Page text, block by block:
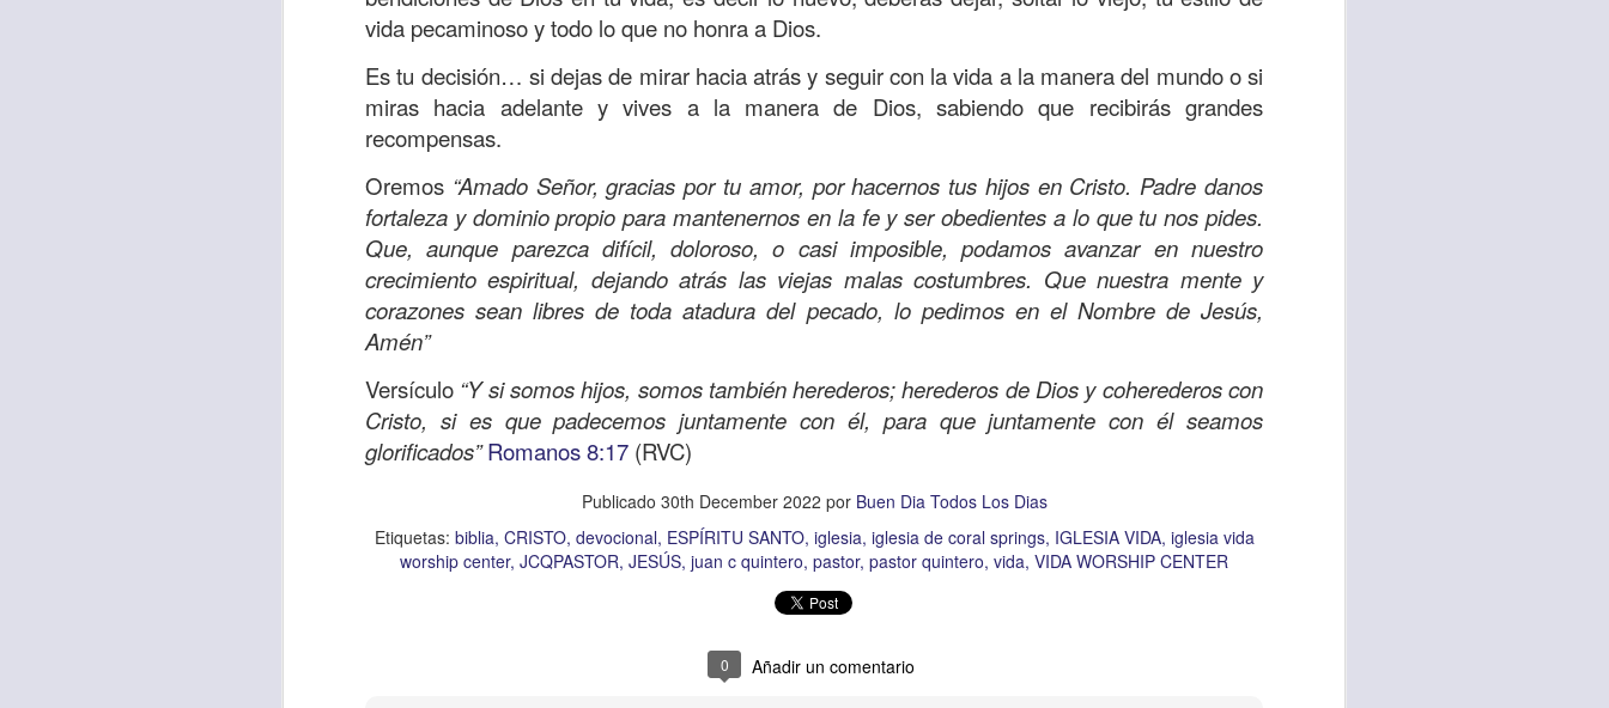
vida pecaminoso y todo lo que no honra a Dios.
Es tu decisión… si dejas de mirar hacia atrás y seguir con la vida a la manera del mundo o si
miras hacia adelante y vives a la manera de Dios, sabiendo que recibirás grandes
recompensas.
Oremos “Amado Señor, gracias por tu amor, por hacernos tus hijos en Cristo. Padre danos
fortaleza y dominio propio para mantenernos en la fe y ser obedientes a lo que tu nos pides.
Que, aunque parezca difícil, doloroso, o casi imposible, podamos avanzar en nuestro
crecimiento espiritual, dejando atrás las viejas malas costumbres. Que nuestra mente y
corazones sean libres de toda atadura del pecado, lo pedimos en el Nombre de Jesús,
Amén”
Versículo “Y si somos hijos, somos también herederos; herederos de Dios y coherederos con
Cristo, si es que padecemos juntamente con él, para que juntamente con él seamos
glorificados”Romanos 8:17 (RVC)
Publicado 30th December 2022 por Buen Dia Todos Los Dias
Etiquetas: biblia CRISTO devocional ESPÍRITU SANTO iglesia iglesia de coral springs IGLESIA VIDA iglesia vida
worship center JCQPASTOR JESÚS juan c quintero pastor pastor quintero vida VIDA WORSHIP CENTER
0 Añadir un comentario
sincero, real. Bendigo a mi familia, me comprometo a amar sin condiciones; lo declaro en el
nombre de Jesús. Amén”.
Versículo:“El amor sea sin fingimiento. Aborreced lo malo, seguid lo bueno ”. Romanos 12:9
(RVR1960)
PublicadoYesterdaypor Buen Dia Todos Los Dias
Ubicación:10303 Royal Palm Blvd, Coral Springs, FL 33065, USA
Etiquetas:
biblia CRISTO devocional ESPÍRITU SANTO iglesia IGLESIA VIDA
iglesia vida worship center
JCQPASTOR JESÚS juan c quintero pastor pastor quintero vida VIDA WORSHIP CENTER
0 Añadir un comentario
Buenos Samaritanos